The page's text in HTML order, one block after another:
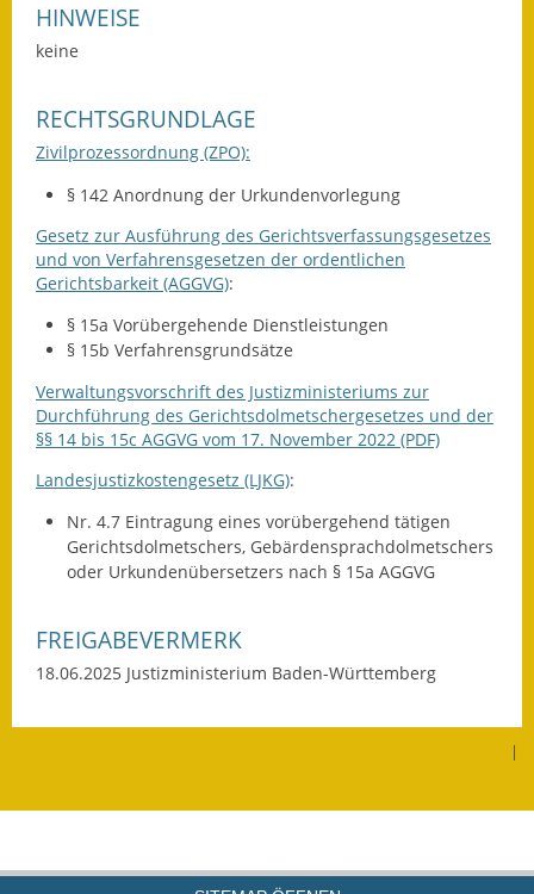
Bodenrichtwerte
Gerätehütten
Gutachterausschuss
Landessanierungsprogramm
Mietspiegel
Rückstausicherung von
Gebäuden
Gemeindehalle und
Bevölkerungsschutz
HINWEISE
keine
RECHTSGRUNDLAGE
Zivilprozessordnung (ZPO):
§ 142 Anordnung der Urkundenvorlegung
Gesetz zur Ausführung des Gerichtsverfassungsgesetzes
und von Verfahrensgesetzen der ordentlichen
Gerichtsbarkeit (AGGVG):
§ 15a Vorübergehende Dienstleistungen
§ 15b Verfahrensgrundsätze
Verwaltungsvorschrift des Justizministeriums zur
Durchführung des Gerichtsdolmetschergesetzes und der
§§ 14 bis 15c AGGVG vom 17. November 2022 (PDF)
Landesjustizkostengesetz (LJKG):
Nr. 4.7 Eintragung eines vorübergehend tätigen
Gerichtsdolmetschers, Gebärdensprachdolmetschers
oder Urkundenübersetzers nach § 15a AGGVG
FREIGABEVERMERK
18.06.2025 Justizministerium Baden-Württemberg
|